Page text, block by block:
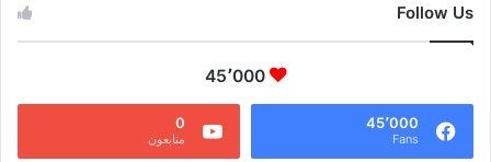
Follow Us
45٬000
45٬000
Fans
0
متابعون